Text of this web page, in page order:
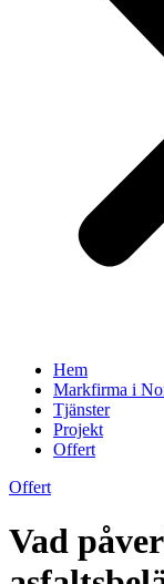
Hem
Markfirma i
Tjänster
Projekt
Offert
Offert
Vad